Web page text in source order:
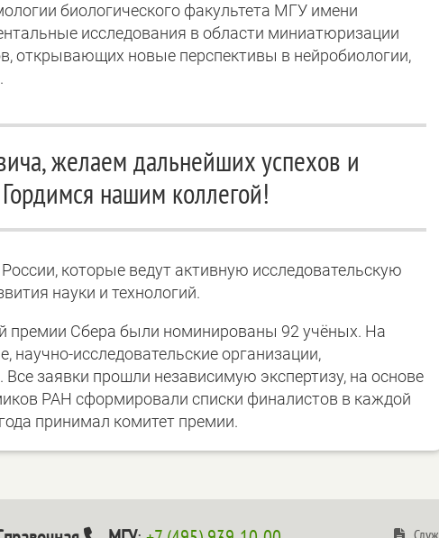
биологического факультета МГУ имени
исследования в области миниатюризации
открывающих новые перспективы в нейробиологии,
желаем дальнейших успехов и
нашим коллегой!
которые ведут активную исследовательскую
науки и технологий.
премии Сбера были номинированы 92 учёных. На
исследовательские организации,
заявки прошли независимую экспертизу, на основе
РАН сформировали списки финалистов в каждой
принимал комитет премии.